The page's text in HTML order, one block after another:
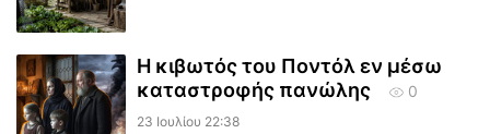
Η κιβωτός του Ποντόλ εν μέσω
καταστροφής πανώλης
0
23 Ιουλίου 22:38